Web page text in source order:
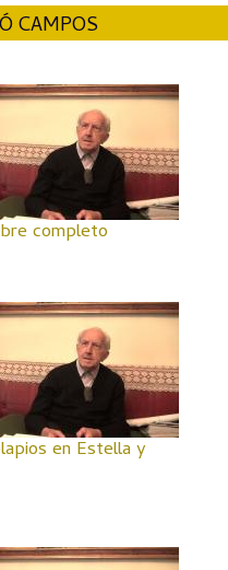
CAMPOS
completo
en Estella y